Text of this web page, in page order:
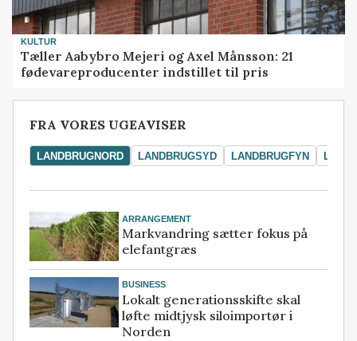
KULTUR
Tæller Aabybro Mejeri og Axel Månsson: 21
fødevareproducenter indstillet til pris
FRA VORES UGEAVISER
LANDBRUGNORD LANDBRUGSYD LANDBRUGFYN
ARRANGEMENT
Markvandring sætter fokus på
elefantgræs
BUSINESS
Lokalt generationsskifte skal
løfte midtjysk siloimportør i
Norden